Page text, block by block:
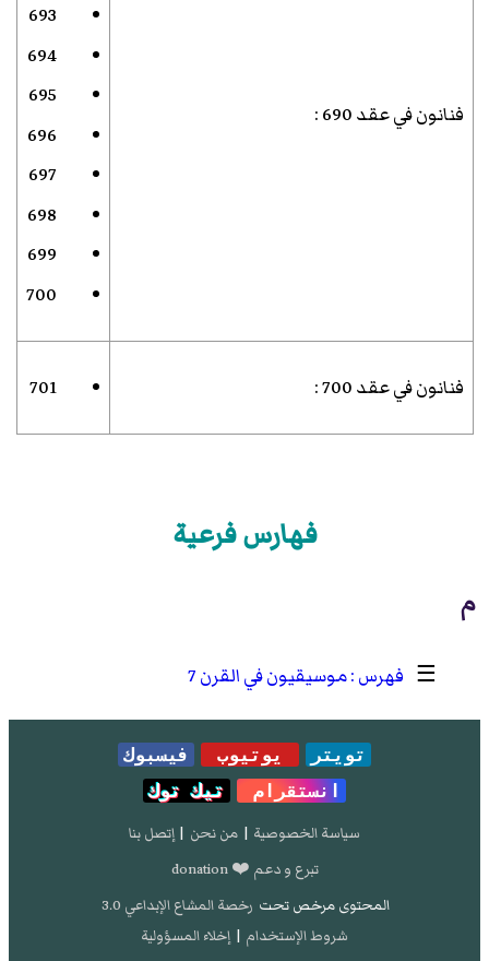
فنانون في عقد 690 :
693
694
695
696
697
698
699
700
فنانون في عقد 700 :
701
فهارس فرعية
م
☰ موسيقيون في القرن 7
تويتر يوتيوب
فيسبوك
انستقرام
تيك توك
سياسة الخصوصية | من نحن | إتصل بنا
تبرع و دعم ❤️ donation
المحتوى مرخص تحت رخصة المشاع الإبداعي 3.0
شروط الإستخدام | إخلاء المسؤولية